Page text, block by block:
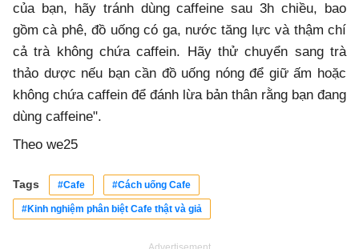
của bạn, hãy tránh dùng caffeine sau 3h chiều, bao
gồm cà phê, đồ uống có ga, nước tăng lực và thậm chí
cả trà không chứa caffein. Hãy thử chuyển sang trà
thảo dược nếu bạn cần đồ uống nóng để giữ ấm hoặc
không chứa caffein để đánh lừa bản thân rằng bạn đang
dùng caffeine".
Theo we25
Tags #Cafe #Cách uống Cafe
#Kinh nghiệm phân biệt Cafe thật và giả